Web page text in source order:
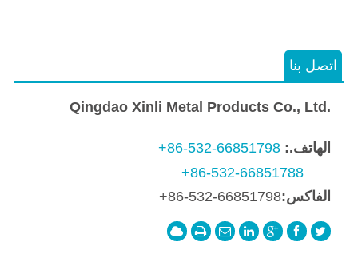
اتصل بنا
Qingdao Xinli Metal Products Co., Ltd.
الهاتف.: +86-532-66851798
+86-532-66851788
الفاكس:+86-532-66851798